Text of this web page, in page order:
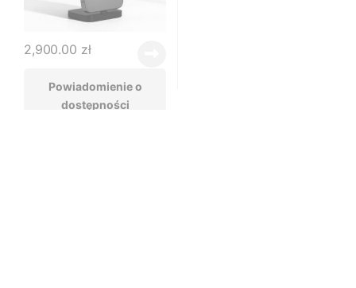
2,900.00 zł
Powiadomienie o
dostępności